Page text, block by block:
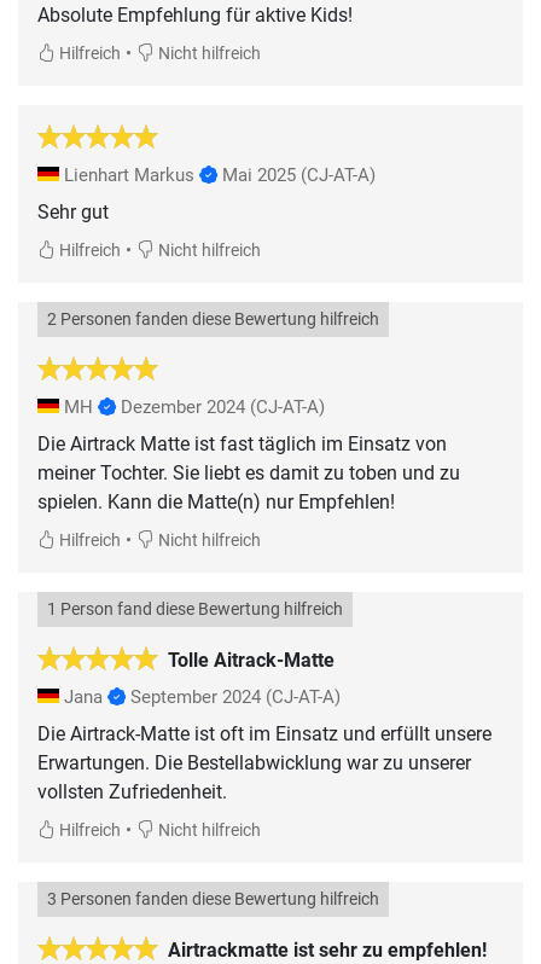
Absolute Empfehlung für aktive Kids!
Hilfreich • Nicht hilfreich
Lienhart Markus Mai 2025 (CJ-AT-A)
Sehr gut
Hilfreich • Nicht hilfreich
2 Personen fanden diese Bewertung hilfreich
MH Dezember 2024 (CJ-AT-A)
Die Airtrack Matte ist fast täglich im Einsatz von
meiner Tochter. Sie liebt es damit zu toben und zu
spielen. Kann die Matte(n) nur Empfehlen!
Hilfreich • Nicht hilfreich
Tolle Aitrack-Matte
1 Person fand diese Bewertung hilfreich
Jana September 2024 (CJ-AT-A)
Die Airtrack-Matte ist oft im Einsatz und erfüllt unsere
Erwartungen. Die Bestellabwicklung war zu unserer
vollsten Zufriedenheit.
Hilfreich • Nicht hilfreich
Airtrackmatte ist sehr zu empfehlen!
3 Personen fanden diese Bewertung hilfreich